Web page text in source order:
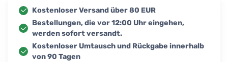
Kostenloser Versand über 80 EUR
Bestellungen, die vor 12:00 Uhr eingehen,
werden sofort versandt.
Kostenloser Umtausch und Rückgabe innerhalb
von 90 Tagen